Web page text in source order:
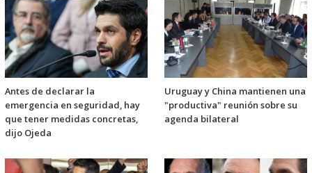
Antes de declarar la
emergencia en seguridad, hay
que tener medidas concretas,
dijo Ojeda
Uruguay y China mantienen una
"productiva" reunión sobre su
agenda bilateral